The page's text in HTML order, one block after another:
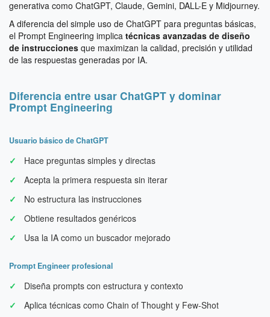
generativa como ChatGPT, Claude, Gemini, DALL-E y Midjourney.
A diferencia del simple uso de ChatGPT para preguntas básicas,
el Prompt Engineering implica técnicas avanzadas de diseño
de instrucciones que maximizan la calidad, precisión y utilidad
de las respuestas generadas por IA.
Diferencia entre usar ChatGPT y dominar
Prompt Engineering
Usuario básico de ChatGPT
Hace preguntas simples y directas
Acepta la primera respuesta sin iterar
No estructura las instrucciones
Obtiene resultados genéricos
Usa la IA como un buscador mejorado
Prompt Engineer profesional
Diseña prompts con estructura y contexto
Aplica técnicas como Chain of Thought y Few-Shot